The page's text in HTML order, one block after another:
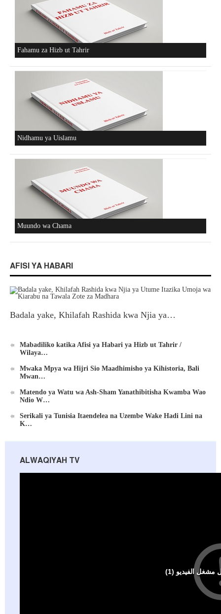
Fahamu za Hizb ut Tahrir
Nidhamu ya Uislamu
Muundo wa Chama
AFISI YA HABARI
Badala yake, Khilafah Rashida kwa Njia ya…
Mabadiliko katika Afisi ya Habari ya Hizb ut Tahrir /
Wilaya…
Mwaka Mpya wa Hijri Sio Maadhimisho ya Kihistoria, Bali
Mwan…
Matendo ya Watu wa Ash-Sham Yanathibitisha Kwamba Wao
Ndio W…
Serikali ya Tunisia Itaendelea na Uzembe Wake Hadi Lini na
K…
ALWAQIYAH TV